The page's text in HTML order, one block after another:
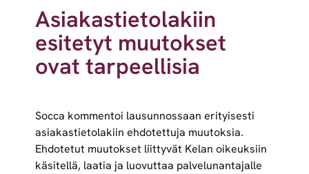
Asiakastietolakiin
esitetyt muutokset
ovat tarpeellisia
Socca kommentoi lausunnossaan erityisesti
asiakastietolakiin ehdotettuja muutoksia.
Ehdotetut muutokset liittyvät Kelan oikeuksiin
käsitellä, laatia ja luovuttaa palvelunantajalle